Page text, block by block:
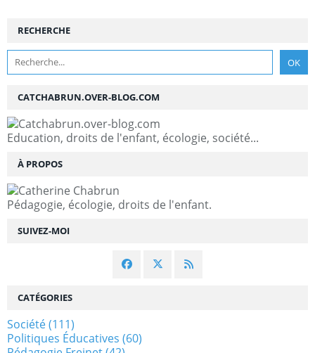
SUIVEZ-MOI
RECHERCHE
CATCHABRUN.OVER-BLOG.COM
Education, droits de l'enfant, écologie, société...
À PROPOS
Pédagogie, écologie, droits de l'enfant.
CATÉGORIES
Société(111)
Politiques Éducatives (60)